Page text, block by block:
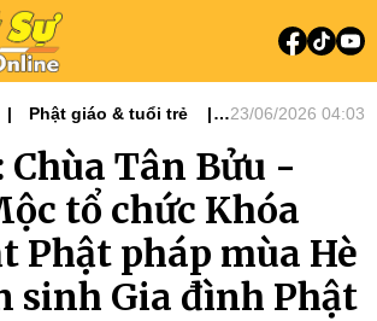
Phật giáo & tuổi trẻ
23/06/2026 04:03
Chùa Tân Bửu -
tổ chức Khóa
Phật pháp mùa Hè
sinh Gia đình Phật